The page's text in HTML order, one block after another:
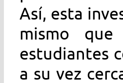
Así, esta
mismo
estudiantes
a su vez